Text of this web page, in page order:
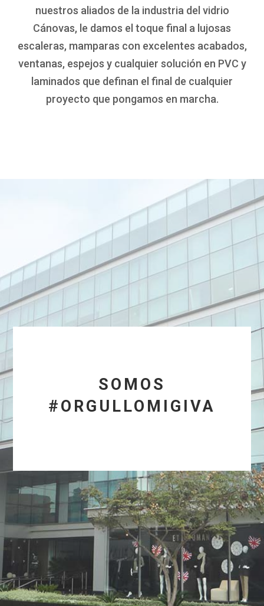
nuestros aliados de la industria del vidrio
Cánovas, le damos el toque final a lujosas
escaleras, mamparas con excelentes acabados,
ventanas, espejos y cualquier solución en PVC y
laminados que definan el final de cualquier
proyecto que pongamos en marcha.
SOMOS
#ORGULLOMIGIVA